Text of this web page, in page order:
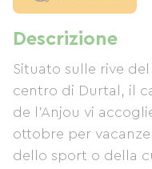
Descrizione
Situato sulle rive
centro di Durtal, il
de l'Anjou vi
ottobre per
dello sport o della